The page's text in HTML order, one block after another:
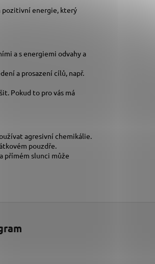
pozitivní energie, který
a s energiemi odvahy a
a prosazení cílů, např.
Pokud to pro vás má
agresivní chemikálie.
pouzdře.
přímém slunci může